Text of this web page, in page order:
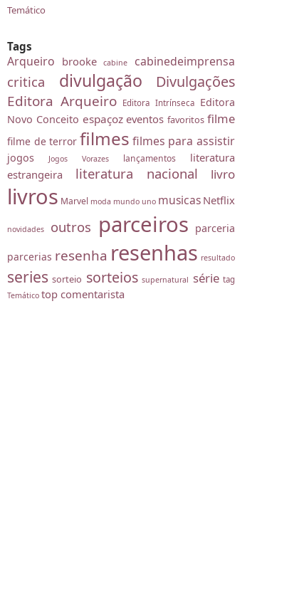
Temático
Tags
Arqueiro brooke cabine cabinedeimprensa
critica divulgação Divulgações
Editora Arqueiro Editora Intrínseca Editora
Novo Conceito espaçoz eventos favoritos filme
filme de terror filmes filmes para assistir
jogos Jogos Vorazes lançamentos
literatura
estrangeira
literatura nacional livro
livros Marvel moda mundo uno musicas Netflix
novidades outros parceiros parceria
parcerias resenha resenhas resultado
series sorteio sorteios supernatural série tag
Temático top comentarista